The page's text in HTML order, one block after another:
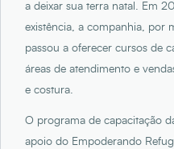
a deixar sua terra natal. Em
existência, a companhia, por
passou a oferecer cursos de
áreas de atendimento e
e costura.
O programa de capacitação
apoio do Empoderando